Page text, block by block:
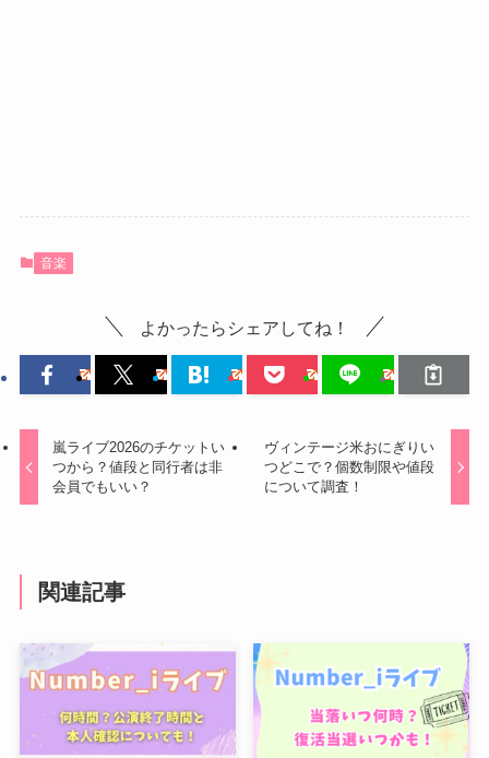
音楽
よかったらシェアしてね！
嵐ライブ2026のチケットい
つから？値段と同行者は非
会員でもいい？
ヴィンテージ米おにぎりい
つどこで？個数制限や値段
について調査！
関連記事